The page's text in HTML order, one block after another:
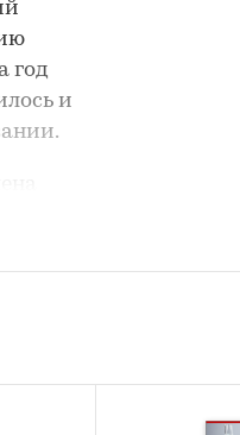
год
и
всего
шт.